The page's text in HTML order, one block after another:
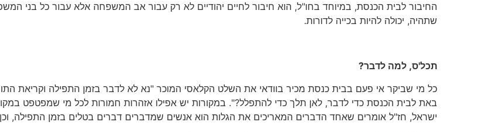
החיבור לבית הכנסת, במיוחד בחו"ל, הוא חיבור לחיים יהודיים לא רק עבור אב המשפחה אלא עבור כל בני
שתהיה, יכולה להיות בכייה לדורות.
תכל'ס, למה לדבר?
כל מי שביקר אי פעם בבית כנסת מכיר בוודאי את השלט הקלאסי המוכר "נא לא לדבר בזמן התפילה וקריאת
באת לבית הכנסת כדי לדבר, לאן תלך כדי להתפלל?". במקורות יש אפילו אזהרות חמורות לכל מי שמפטפט
ישראל, חז"ל אומרים שאחד הדברים המאריכים את הגלות הוא אנשים שמדברים דברים בטלים בזמן התפילה,